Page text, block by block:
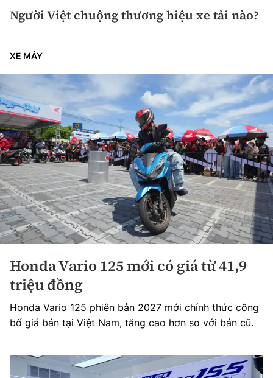
Người Việt chuộng thương hiệu xe tải nào?
XE MÁY
Honda Vario 125 mới có giá từ 41,9
triệu đồng
Honda Vario 125 phiên bản 2027 mới chính thức công
bố giá bán tại Việt Nam, tăng cao hơn so với bản cũ.